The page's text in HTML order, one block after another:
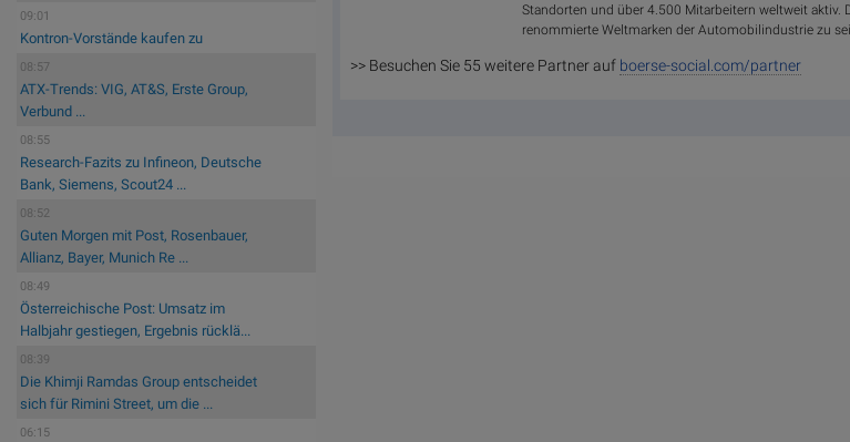
09:01
Kontron-Vorstände kaufen zu
08:57
ATX-Trends: VIG, AT&S, Erste Group,
Verbund ...
08:55
Research-Fazits zu Infineon, Deutsche
Bank, Siemens, Scout24 ...
08:52
Guten Morgen mit Post, Rosenbauer,
Allianz, Bayer, Munich Re ...
08:49
Österreichische Post: Umsatz im
Halbjahr gestiegen, Ergebnis rücklä...
08:39
Die Khimji Ramdas Group entscheidet
sich für Rimini Street, um die ...
06:15
Standorten und über 4.500 Mitarbeitern weltweit aktiv.
renommierte Weltmarken der Automobilindustrie zu
>> Besuchen Sie 55 weitere Partner auf boerse-social.com/partner